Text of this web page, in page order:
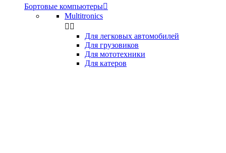
Бортовые компьютеры
Multitronics
 
Для легковых автомобилей
Для грузовиков
Для мототехники
Для катеров